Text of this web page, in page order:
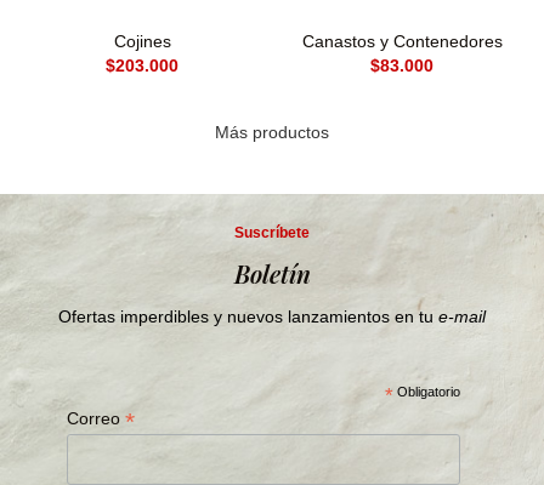
Cojines
$
Canastos y Contenedores
$
Más productos
Suscríbete
Boletín
Ofertas imperdibles y nuevos lanzamientos en tu e-mail
* Obligatorio
Correo*